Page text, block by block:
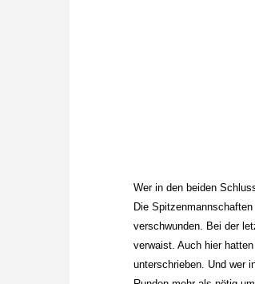
Wer in den beiden
Die
verschwunden. Bei der
verwaist. Auch hier
unterschrieben. Und wer